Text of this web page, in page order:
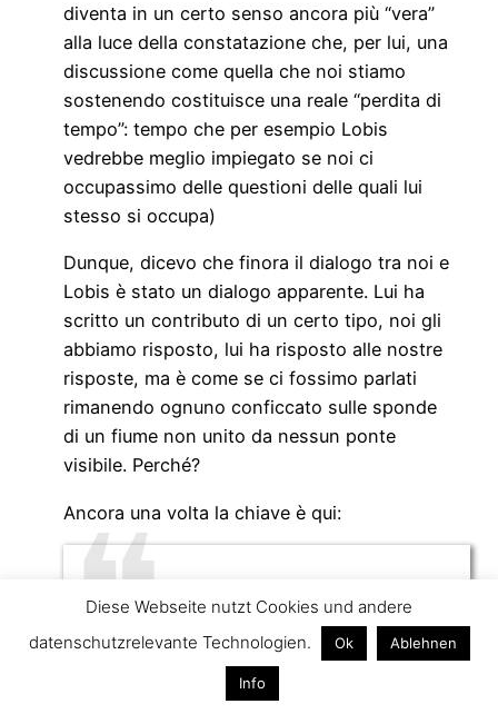
diventa in un certo senso ancora più “vera”
alla luce della constatazione che, per lui, una
discussione come quella che noi stiamo
sostenendo costituisce una reale “perdita di
tempo”: tempo che per esempio Lobis
vedrebbe meglio impiegato se noi ci
occupassimo delle questioni delle quali lui
stesso si occupa)
Dunque, dicevo che finora il dialogo tra noi e
Lobis è stato un dialogo apparente. Lui ha
scritto un contributo di un certo tipo, noi gli
abbiamo risposto, lui ha risposto alle nostre
risposte, ma è come se ci fossimo parlati
rimanendo ognuno conficcato sulle sponde
di un fiume non unito da nessun ponte
visibile. Perché?
Ancora una volta la chiave è qui:
Strukturen die Wahrnehmung des
persönlichen Umfeldes und die eigene
Diese Webseite nutzt Cookies und andere
datenschutzrelevante Technologien.
Ok Ablehnen
Info